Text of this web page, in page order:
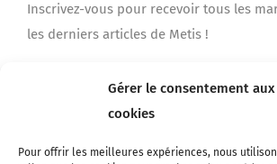
Gérer le consentement aux
cookies
Pour offrir les meilleures expériences, nous
Inscrivez-vous pour recevoir tous les
les derniers articles de Metis !